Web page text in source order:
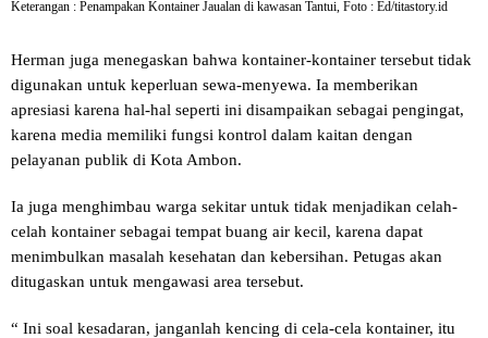
Keterangan : Penampakan Kontainer Jaualan di kawasan Tantui, Foto : Ed/titastory.id
Herman juga menegaskan bahwa kontainer-kontainer tersebut tidak
digunakan untuk keperluan sewa-menyewa. Ia memberikan
apresiasi karena hal-hal seperti ini disampaikan sebagai pengingat,
karena media memiliki fungsi kontrol dalam kaitan dengan
pelayanan publik di Kota Ambon.
Ia juga menghimbau warga sekitar untuk tidak menjadikan celah-
celah kontainer sebagai tempat buang air kecil, karena dapat
menimbulkan masalah kesehatan dan kebersihan. Petugas akan
ditugaskan untuk mengawasi area tersebut.
“ Ini soal kesadaran, janganlah kencing di cela-cela kontainer, itu